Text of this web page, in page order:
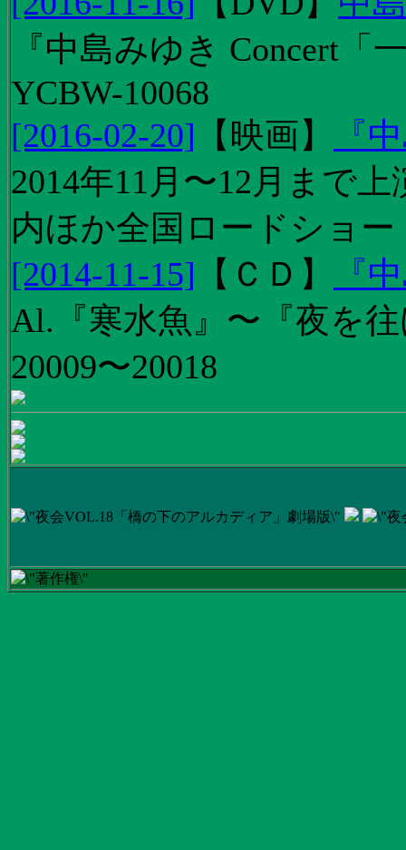
『中島みゆき Concert
YCBW-10068
[2016-02-20] 【 映画】
『
2014年11月〜12月まで
内ほか全国ロードショー
[2014-11-15] 【 ＣＤ 】
『
Al.『寒水魚』〜『夜を
20009〜20018